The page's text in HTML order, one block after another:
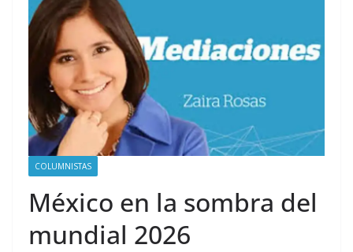
COLUMNISTAS
México en la sombra del
mundial 2026